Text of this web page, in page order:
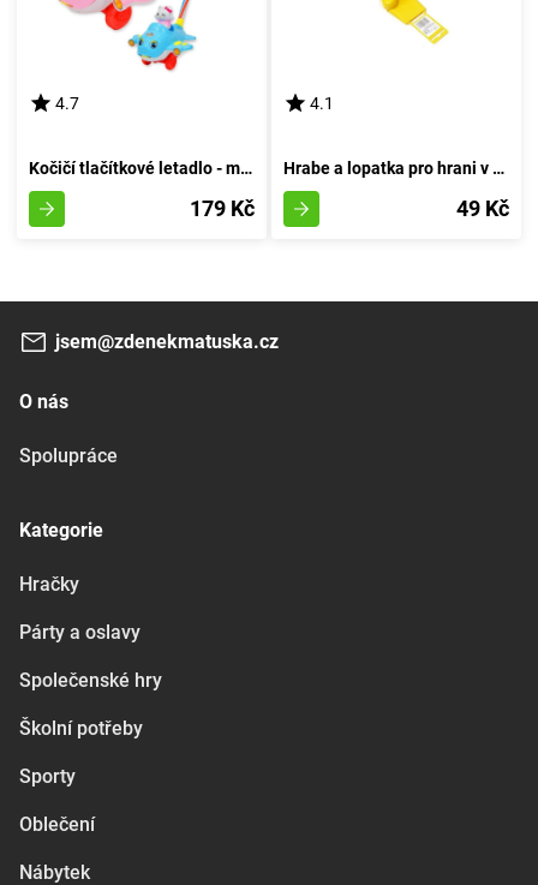
4.7
Kočičí tlačítkové letadlo - modré barvy
179 Kč
4.1
Hrabe a lopatka pro hrani v pisku
49 Kč
jsem@zdenekmatuska.cz
O nás
Spolupráce
Kategorie
Hračky
Párty a oslavy
Společenské hry
Školní potřeby
Sporty
Oblečení
Nábytek